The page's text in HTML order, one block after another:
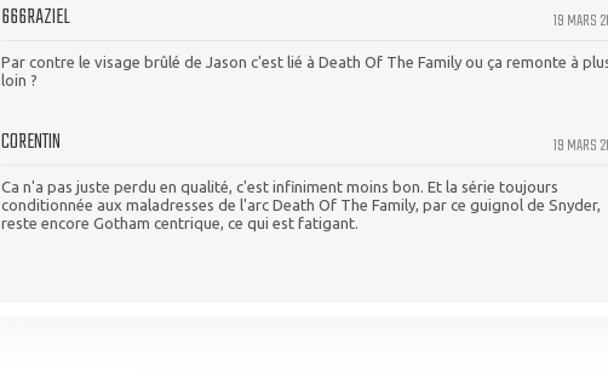
19 MARS
666RAZIEL
Par contre le visage brûlé de Jason c'est lié à Death Of The Family ou ça remonte à
loin ?
19 MARS
CORENTIN
Ca n'a pas juste perdu en qualité, c'est infiniment moins bon. Et la série toujours
conditionnée aux maladresses de l'arc Death Of The Family, par ce guignol de Snyder,
reste encore Gotham centrique, ce qui est fatigant.